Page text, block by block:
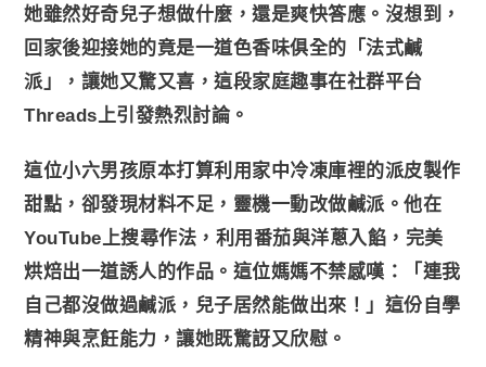
o
o
k
e
r
i
n
k
她雖然好奇兒子想做什麼，還是爽快答應。沒想到，
回家後迎接她的竟是一道色香味俱全的「法式鹹
派」，讓她又驚又喜，這段家庭趣事在社群平台
Threads上引發熱烈討論。
這位小六男孩原本打算利用家中冷凍庫裡的派皮製作
甜點，卻發現材料不足，靈機一動改做鹹派。他在
YouTube上搜尋作法，利用番茄與洋蔥入餡，完美
烘焙出一道誘人的作品。這位媽媽不禁感嘆：「連我
自己都沒做過鹹派，兒子居然能做出來！」這份自學
精神與烹飪能力，讓她既驚訝又欣慰。